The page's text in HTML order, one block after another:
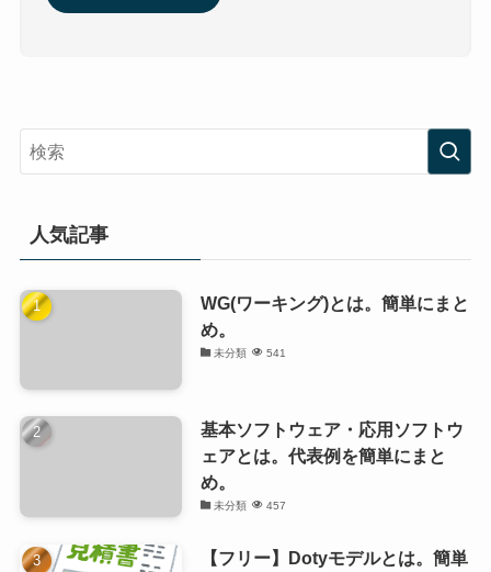
人気記事
WG(ワーキング)とは。簡単にまと
め。
未分類 541
基本ソフトウェア・応用ソフトウ
ェアとは。代表例を簡単にまと
め。
未分類 457
【フリー】Dotyモデルとは。簡単